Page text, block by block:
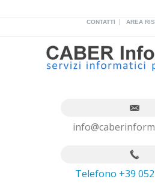
CONTATTI | AREA
Telefono +39